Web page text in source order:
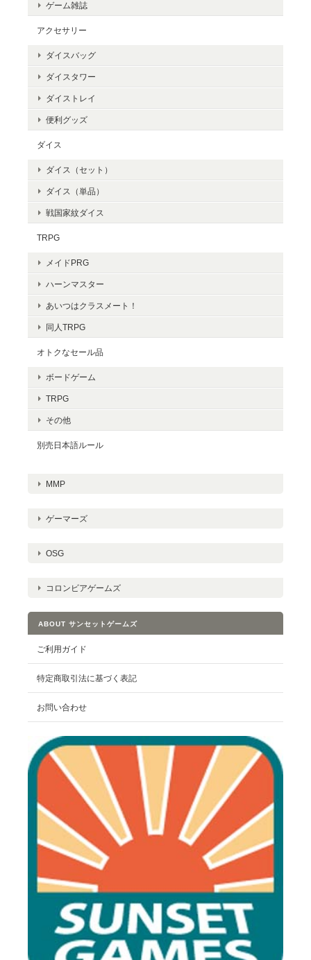
ゲーム雑誌
アクセサリー
ダイスバッグ
ダイスタワー
ダイストレイ
便利グッズ
ダイス
ダイス（セット）
ダイス（単品）
戦国家紋ダイス
TRPG
メイドPRG
ハーンマスター
あいつはクラスメート！
同人TRPG
オトクなセール品
ボードゲーム
TRPG
その他
別売日本語ルール
MMP
ゲーマーズ
OSG
コロンビアゲームズ
ABOUT サンセットゲームズ
ご利用ガイド
特定商取引法に基づく表記
お問い合わせ